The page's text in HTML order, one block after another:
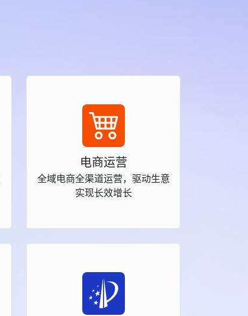
电商运营
全域电商全渠道运营，驱动生意
实现长效增长